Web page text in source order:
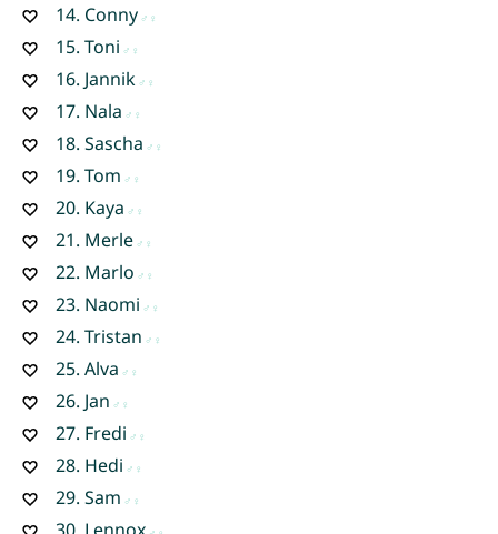
14. Conny
15. Toni
16. Jannik
17. Nala
18. Sascha
19. Tom
20. Kaya
21. Merle
22. Marlo
23. Naomi
24. Tristan
25. Alva
26. Jan
27. Fredi
28. Hedi
29. Sam